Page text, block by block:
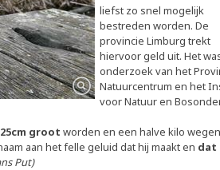
liefst zo snel mogelijk
bestreden worden. De
provincie Limburg trekt
hiervoor geld uit. Het
onderzoek van het
Natuurcentrum en het
voor Natuur en
groot worden en een halve kilo
aan het felle geluid dat hij maakt en dat
Put)